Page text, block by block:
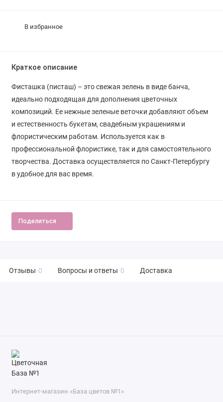
В избранное
Краткое описание
Фисташка (писташ) – это свежая зелень в виде банча,
идеально подходящая для дополнения цветочных
композиций. Ее нежные зеленые веточки добавляют объем
и естественность букетам, свадебным украшениям и
флористическим работам. Используется как в
профессиональной флористике, так и для самостоятельного
творчества. Доставка осуществляется по Санкт-Петербургу
в удобное для вас время.
Поделиться
Отзывы 0 Вопросы и ответы 0 Доставка
Интернет-магазин «База цветов №1»